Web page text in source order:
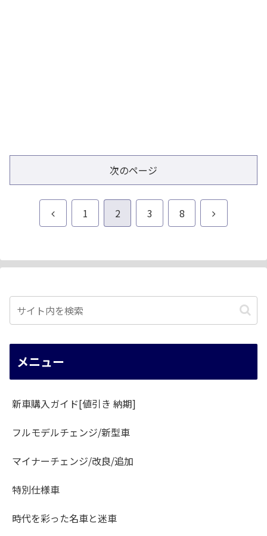
次のページ
前
1 2 3 8
次
メニュー
新車購入ガイド[値引き 納期]
フルモデルチェンジ/新型車
マイナーチェンジ/改良/追加
特別仕様車
時代を彩った名車と迷車